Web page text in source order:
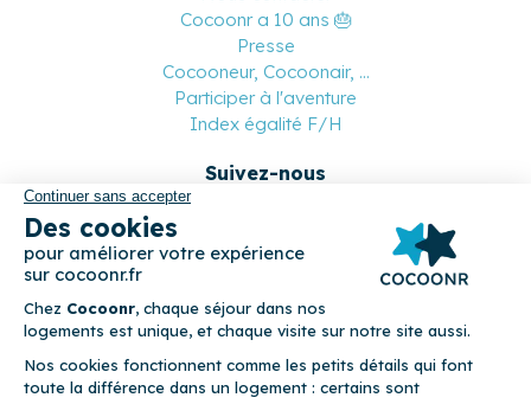
Cocoonr a 10 ans 🎂
Presse
Cocooneur, Cocoonair, ...
Participer à l'aventure
Index égalité F/H
Suivez-nous